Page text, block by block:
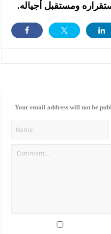
ومستقبل أجياله.
Your email address will not be